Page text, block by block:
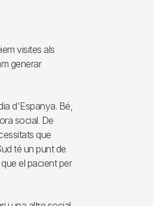
visites als
generar
d'Espanya. Bé,
social. De
que
té un punt de
el pacient per